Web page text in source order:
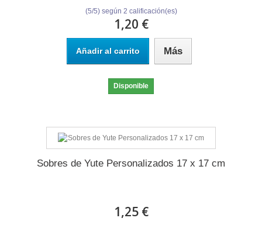
(5/5) según 2 calificación(es)
1,20 €
Añadir al carrito Más
Disponible
Sobres de Yute Personalizados 17 x 17 cm
1,25 €